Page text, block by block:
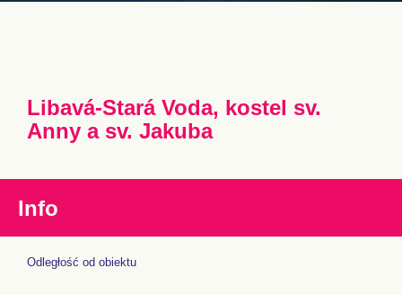
Libavá-Stará Voda, kostel sv.
Anny a sv. Jakuba
Info
Odległość od obiektu